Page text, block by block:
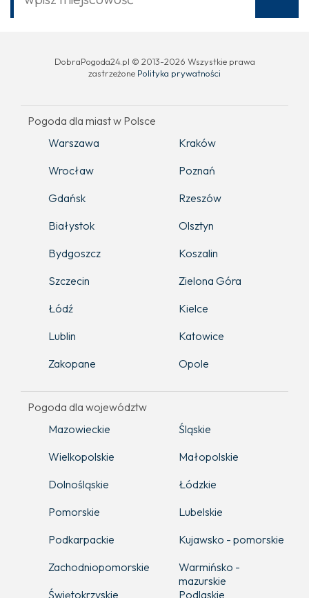
DobraPogoda24.pl © 2013-2026 Wszystkie prawa
zastrzeżone Polityka prywatności
Pogoda dla miast w Polsce
Warszawa
Kraków
Wrocław
Poznań
Gdańsk
Rzeszów
Białystok
Olsztyn
Bydgoszcz
Koszalin
Szczecin
Zielona Góra
Łódź
Kielce
Lublin
Katowice
Zakopane
Opole
Pogoda dla województw
Mazowieckie
Śląskie
Wielkopolskie
Małopolskie
Dolnośląskie
Łódzkie
Pomorskie
Lubelskie
Podkarpackie
Kujawsko - pomorskie
Zachodniopomorskie
Warmińsko -
mazurskie
Świętokrzyskie
Podlaskie